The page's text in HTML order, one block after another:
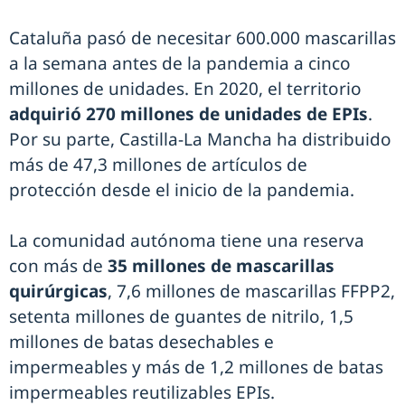
Cataluña pasó de necesitar 600.000 mascarillas
a la semana antes de la pandemia a cinco
millones de unidades. En 2020, el territorio
adquirió 270 millones de unidades de EPIs.
Por su parte, Castilla-La Mancha ha distribuido
más de 47,3 millones de artículos de
protección desde el inicio de la pandemia.
La comunidad autónoma tiene una reserva
con más de 35 millones de mascarillas
quirúrgicas, 7,6 millones de mascarillas FFPP2,
setenta millones de guantes de nitrilo, 1,5
millones de batas desechables e
impermeables y más de 1,2 millones de batas
impermeables reutilizables EPIs.